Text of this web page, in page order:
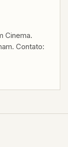
Cinema.
Contato: